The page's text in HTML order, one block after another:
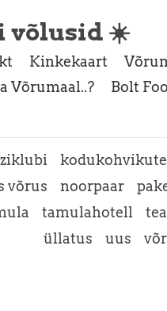
võlusid ☀️
Kinkekaart
Võrumaal..? Bolt
võrus noorpaar
tamulahotell
üllatus
uus